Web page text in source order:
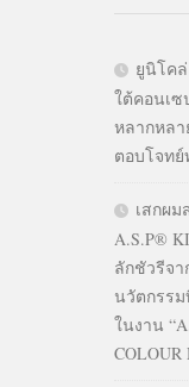
ยูนิโคล่
ใต้คอนเซ
หลากหล
ตอบโจท
เสกผม
A.S.P®
ลักชัวรีจ
นวัตกรรม
ในงาน
COLOUR